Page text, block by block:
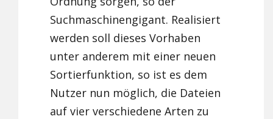
Suchmaschinengigant. Realisiert
werden soll dieses Vorhaben
unter anderem mit einer neuen
Sortierfunktion, so ist es dem
Nutzer nun möglich, die Dateien
auf vier verschiedene Arten zu